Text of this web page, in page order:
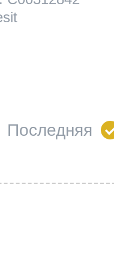
Последняя